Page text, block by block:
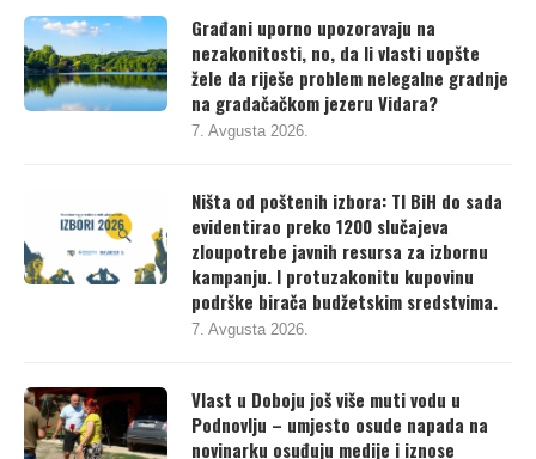
Građani uporno upozoravaju na
nezakonitosti, no, da li vlasti uopšte
žele da riješe problem nelegalne gradnje
na gradačačkom jezeru Vidara?
7. Avgusta 2026.
Ništa od poštenih izbora: TI BiH do sada
evidentirao preko 1200 slučajeva
zloupotrebe javnih resursa za izbornu
kampanju. I protuzakonitu kupovinu
podrške birača budžetskim sredstvima.
7. Avgusta 2026.
Vlast u Doboju još više muti vodu u
Podnovlju – umjesto osude napada na
novinarku osuđuju medije i iznose